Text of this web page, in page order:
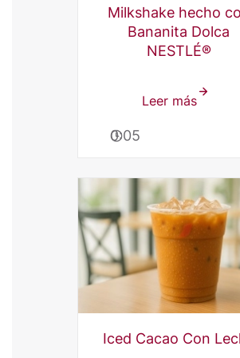
Milkshake hecho
Bananita Dolca
NESTLÉ®
Leer mássobre
Dolca
0:05
Iced Cacao Con